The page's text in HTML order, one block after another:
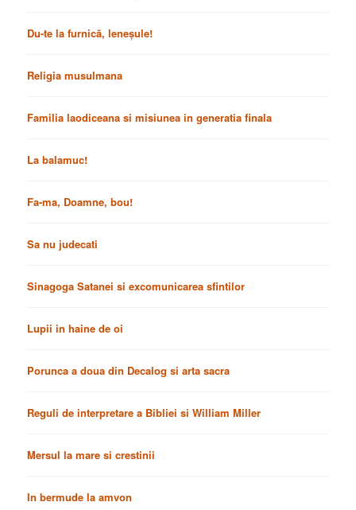
Du-te la furnică, leneșule!
Religia musulmana
Familia laodiceana si misiunea in generatia finala
La balamuc!
Fa-ma, Doamne, bou!
Sa nu judecati
Sinagoga Satanei si excomunicarea sfintilor
Lupii in haine de oi
Porunca a doua din Decalog si arta sacra
Reguli de interpretare a Bibliei si William Miller
Mersul la mare si crestinii
In bermude la amvon